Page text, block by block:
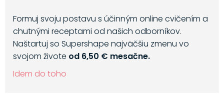
Formuj svoju postavu s účinným online cvičením a
chutnými receptami od našich odborníkov.
Naštartuj so Supershape najväčšiu zmenu vo
svojom živote od 6,50 € mesačne.
Idem do toho